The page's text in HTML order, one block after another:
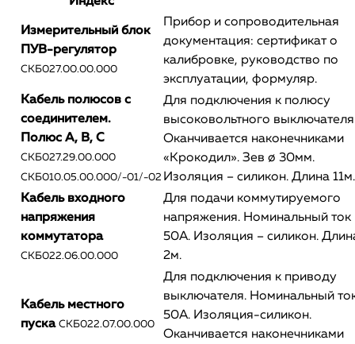
Измерительный блок
ПУВ-регулятор
СКБ027.00.00.000
Прибор и сопроводительная
документация: сертификат о
калибровке, руководство по
эксплуатации, формуляр.
Кабель полюсов с
соединителем.
Полюс A, B, C
СКБ027.29.00.000
СКБ010.05.00.000/-01/-02
Для подключения к полюсу
высоковольтного
Оканчивается наконечниками
«Крокодил». Зев ø 30мм.
Изоляция – силикон. Длина 11м.
Кабель входного
напряжения
коммутатора
СКБ022.06.00.000
Для подачи коммутируемого
напряжения. Номинальный ток
50А. Изоляция – силикон.
2м.
Кабель местного
пуска СКБ022.07.00.000
Для подключения к приводу
выключателя. Номинальный
50А. Изоляция-силикон.
Оканчивается наконечниками